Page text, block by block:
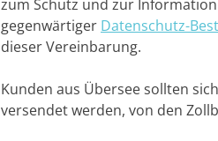
zum Schutz und zur
gegenwärtiger Datenschutz-
dieser Vereinbarung.
Kunden aus Übersee sollten
versendet werden, von den